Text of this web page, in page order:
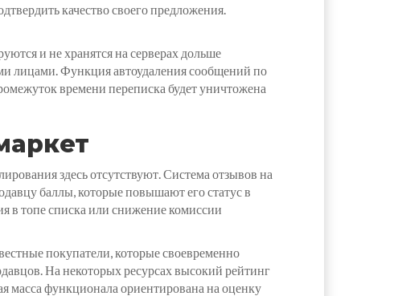
качество своего предложения.
и не хранятся на серверах дольше
лицами. Функция автоудаления сообщений по
времени переписка будет уничтожена
здесь отсутствуют. Система отзывов на
баллы, которые повышают его статус в
в топе списка или снижение комиссии
покупатели, которые своевременно
На некоторых ресурсах высокий рейтинг
масса функционала ориентирована на оценку